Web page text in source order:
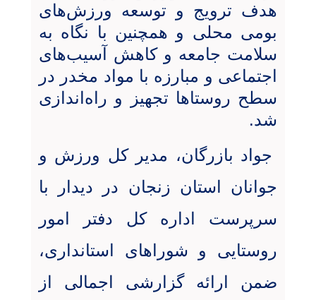
هدف ترویج و توسعه ورزش‌های
بومی محلی و همچنین با نگاه به
سلامت جامعه و کاهش آسیب‌های
اجتماعی و مبارزه با مواد مخدر در
سطح روستاها تجهیز و راه‌اندازی
شد.
جواد بازرگان، مدیر کل ورزش و
جوانان استان زنجان در دیدار با
سرپرست اداره کل دفتر امور
روستایی و شوراهای استانداری،
ضمن ارائه گزارشی اجمالی از